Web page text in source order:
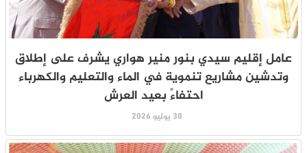
عامل إقليم سيدي بنور منير هواري يشرف على إطلاق
وتدشين مشاريع تنموية في الماء والتعليم والكهرباء
احتفاءً بعيد العرش
30 يوليو 2026